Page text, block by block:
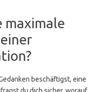
maximale
beschäftigst, eine